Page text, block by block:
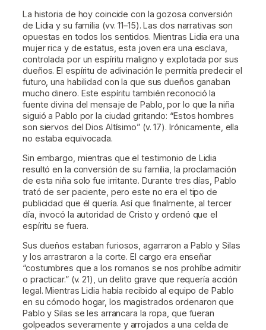
La historia de hoy coincide con la gozosa conversión
de Lidia y su familia (vv. 11–15). Las dos narrativas son
opuestas en todos los sentidos. Mientras Lidia era una
mujer rica y de estatus, esta joven era una esclava,
controlada por un espíritu maligno y explotada por sus
dueños. El espíritu de adivinación le permitía predecir el
futuro, una habilidad con la que sus dueños ganaban
mucho dinero. Este espíritu también reconoció la
fuente divina del mensaje de Pablo, por lo que la niña
siguió a Pablo por la ciudad gritando: “Estos hombres
son siervos del Dios Altísimo” (v. 17). Irónicamente, ella
no estaba equivocada.
Sin embargo, mientras que el testimonio de Lidia
resultó en la conversión de su familia, la proclamación
de esta niña solo fue irritante. Durante tres días, Pablo
trató de ser paciente, pero este no era el tipo de
publicidad que él quería. Así que finalmente, al tercer
día, invocó la autoridad de Cristo y ordenó que el
espíritu se fuera.
Sus dueños estaban furiosos, agarraron a Pablo y Silas
y los arrastraron a la corte. El cargo era enseñar
“costumbres que a los romanos se nos prohíbe admitir
o practicar.” (v. 21), un delito grave que requería acción
legal. Mientras Lidia había recibido al equipo de Pablo
en su cómodo hogar, los magistrados ordenaron que
Pablo y Silas se les arrancara la ropa, que fueran
golpeados severamente y arrojados a una celda de